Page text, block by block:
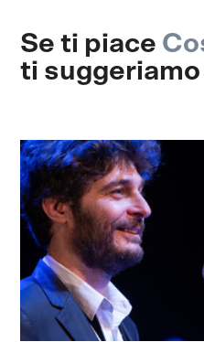
Se ti piace
ti suggeriamo